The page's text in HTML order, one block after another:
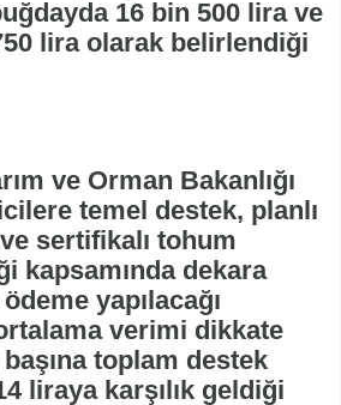
16 bin 500 lira ve
lira olarak belirlendiği
ve Orman Bakanlığı
temel destek, planlı
sertifikalı tohum
kapsamında dekara
yapılacağı
verimi dikkate
başına toplam destek
liraya karşılık geldiği